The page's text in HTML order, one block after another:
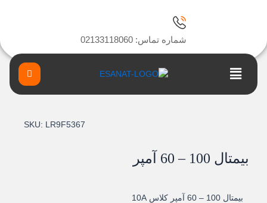
شماره تماس: 02133118060
Main
Menu
SKU: LR9F5367
بيمتال 100 – 60 آمپر
بيمتال 100 – 60 آمپر کلاس 10A